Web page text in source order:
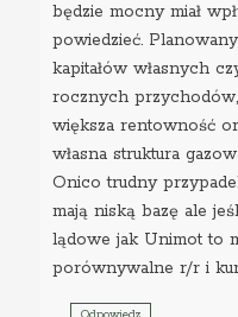
będzie mocny miał
powiedzieć.
kapitałów własnych
rocznych
większa rentowność
własna struktura
Onico trudny
mają niską bazę ale
lądowe jak Unimot to
porównywalne r/r i